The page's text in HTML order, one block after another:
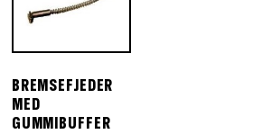
BREMSEFJEDER
MED
GUMMIBUFFER